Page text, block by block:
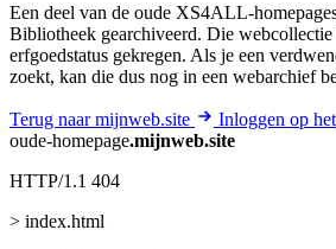
Een deel van de oude XS4ALL-
Bibliotheek gearchiveerd. Die
erfgoedstatus gekregen. Als je een
zoekt, kan die dus nog in een webarchief
Terug naar mijnweb.site
Inloggen op
oude-homepage.mijnweb.site
HTTP/1.1 404
> index.html